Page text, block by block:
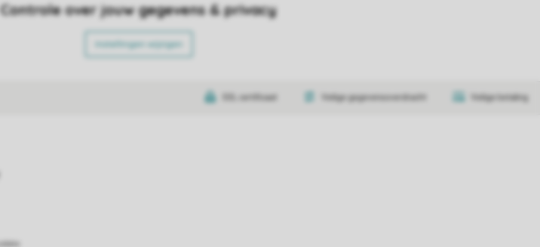
Controle over jouw gegevens & privacy
Instellingen wijzigen
SSL certificaat Veilige gegevensoverdracht Veilige betaling